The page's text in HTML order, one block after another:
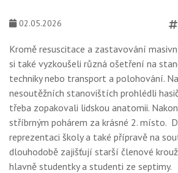
02.05.2026
Kromě resuscitace a zastavování
si také vyzkoušeli různá ošetření na
techniky nebo transport a polohování.
nesoutěžních stanovištích prohlédli
třeba zopakovali lidskou anatomii.
stříbrným pohárem za krásné 2. místo.
reprezentaci školy a také přípravě na
dlouhodobě zajišťují starší členové
hlavně studentky a studenti ze septimy.